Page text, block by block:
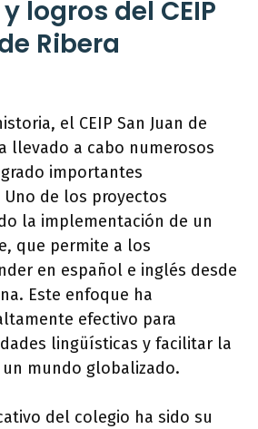
logros del CEIP
Ribera
el CEIP San Juan de
llevado a cabo numerosos
importantes
de los proyectos
la implementación de un
que permite a los
en español e inglés desde
Este enfoque ha
efectivo para
lingüísticas y facilitar la
mundo globalizado.
del colegio ha sido su